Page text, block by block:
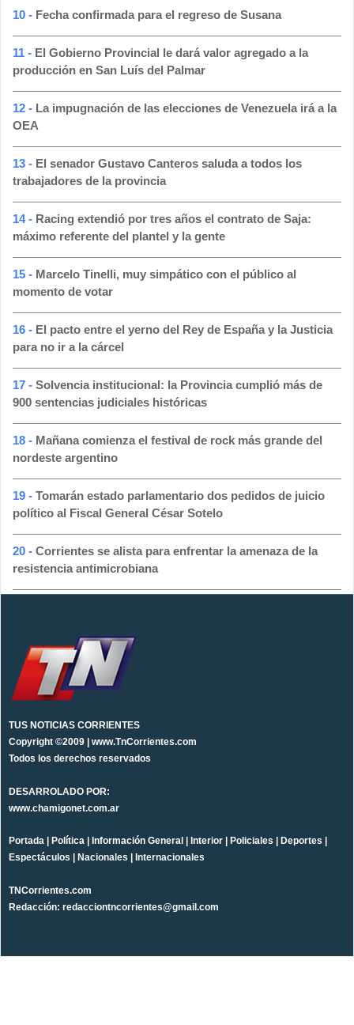
10 - Fecha confirmada para el regreso de Susana
11 - El Gobierno Provincial le dará valor agregado a la
producción en San Luís del Palmar
12 - La impugnación de las elecciones de Venezuela irá a la
OEA
13 - El senador Gustavo Canteros saluda a todos los
trabajadores de la provincia
14 - Racing extendió por tres años el contrato de Saja:
máximo referente del plantel y la gente
15 - Marcelo Tinelli, muy simpático con el público al
momento de votar
16 - El pacto entre el yerno del Rey de España y la Justicia
para no ir a la cárcel
17 - Solvencia institucional: la Provincia cumplió más de
900 sentencias judiciales históricas
18 - Mañana comienza el festival de rock más grande del
nordeste argentino
19 - Tomarán estado parlamentario dos pedidos de juicio
político al Fiscal General César Sotelo
20 - Corrientes se alista para enfrentar la amenaza de la
resistencia antimicrobiana
TUS NOTICIAS CORRIENTES
Copyright ©2009 | www.TnCorrientes.com
Todos los derechos reservados
DESARROLADO POR:
www.chamigonet.com.ar
Portada | Política | Información General | Interior | Policiales | Deportes |
Espectáculos | Nacionales | Internacionales
TNCorrientes.com
Redacción: redacciontncorrientes@gmail.com